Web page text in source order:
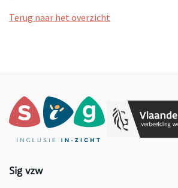
Terug naar het overzicht
Sig vzw